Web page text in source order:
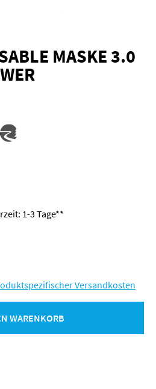
MASKE 3.0
1-3 Tage**
Versandkosten
WARENKORB